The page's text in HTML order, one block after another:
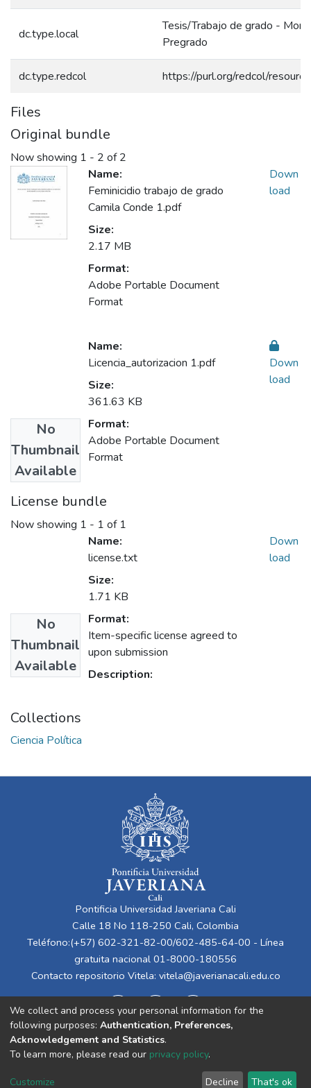
dc.type.local
Tesis/Trabajo de grado -
Pregrado
dc.type.redcol https://purl.org/redcol/
Files
Original bundle
Now showing 1 - 2 of 2
Name:
Feminicidio trabajo de grado
Camila Conde 1.pdf
Size:
2.17 MB
Format:
Adobe Portable Document
Format
Down
load
No
Thumbnail
Available
Name:
Licencia_autorizacion 1.pdf
Size:
361.63 KB
Format:
Adobe Portable Document
Format
Down
load
License bundle
Now showing 1 - 1 of 1
No
Thumbnail
Available
Name:
license.txt
Size:
1.71 KB
Format:
Item-specific license agreed to
upon submission
Description:
Down
load
Collections
Ciencia Política
Pontificia Universidad Javeriana Cali
Calle 18 No 118-250 Cali, Colombia
Teléfono:(+57) 602-321-82-00/602-485-64-00 - Línea
gratuita nacional 01-8000-180556
Contacto repositorio Vitela: vitela@javerianacali.edu.co
Cookie
End User
Send
We collect and process your personal information for the
following purposes: Authentication, Preferences,
Acknowledgement and Statistics.
To learn more, please read our privacy policy.
Customize Decline That's ok